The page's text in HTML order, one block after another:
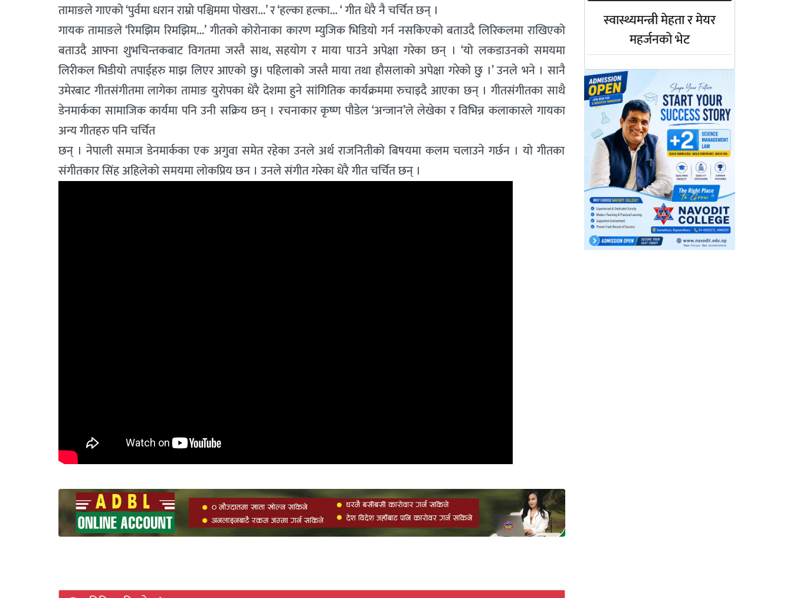
तामाङले गाएको ‘पुर्वमा धरान राम्रो पश्चिममा पोखरा…’ र ‘हल्का हल्का… ‘ गीत धेरै नै चर्चित छन् ।
गायक तामाङले ‘रिमझिम रिमझिम…’ गीतको कोरोनाका कारण म्युजिक भिडियो गर्न नसकिएको बताउदै लिरिकलमा राखिएको
बताउदै आफ्ना शुभचिन्तकबाट विगतमा जस्तै साथ, सहयोग र माया पाउने अपेक्षा गरेका छन् । ‘यो लकडाउनको समयमा
लिरीकल भिडीयो तपाईहरु माझ लिएर आएको छु। पहिलाको जस्तै माया तथा हौसलाको अपेक्षा गरेको छु ।’ उनले भने । सानै
उमेरबाट गीतसंगीतमा लागेका तामाङ युरोपका धेरै देशमा हुने सांगितिक कार्यक्रममा रुचाइदै आएका छन् । गीतसंगीतका साथै
डेनमार्कका सामाजिक कार्यमा पनि उनी सक्रिय छन् । रचनाकार कृष्ण पौडेल ‘अन्जान’ले लेखेका र विभिन्न कलाकारले गायका
अन्य गीतहरु पनि चर्चित
छन् । नेपाली समाज डेनमार्कका एक अगुवा समेत रहेका उनले अर्थ राजनितीको बिषयमा कलम चलाउने गर्छन । यो गीतका
संगीतकार सिंह अहिलेको समयमा लोकप्रिय छन । उनले संगीत गरेका धेरै गीत चर्चित छन् ।
स्वास्थ्यमन्त्री मेहता र मेयर
महर्जनको भेट